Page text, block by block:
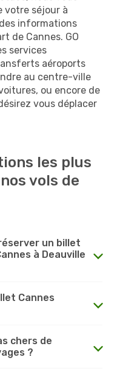
votre séjour à
informations
de Cannes. GO
services
aéroports
au centre-ville
ou encore de
vous déplacer
les plus
vols de
un billet
à Deauville
Cannes
chers de
?